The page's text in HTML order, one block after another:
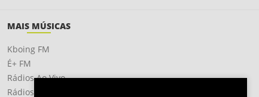
MAIS MÚSICAS
Kboing FM
É+ FM
Rádios Ao Vivo
Rádios OnLine